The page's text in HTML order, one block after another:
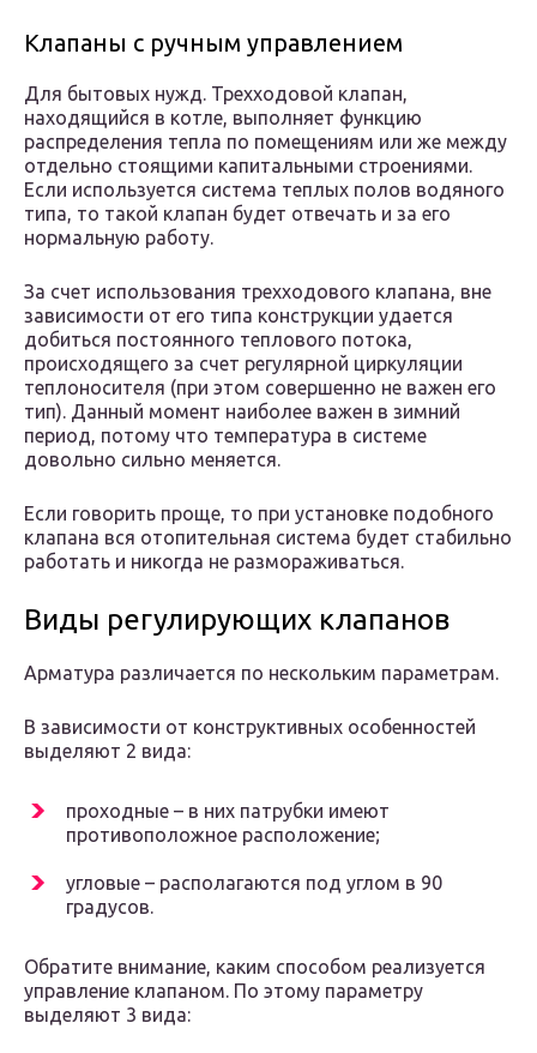
Клапаны с ручным управлением
Для бытовых нужд. Трехходовой клапан,
находящийся в котле, выполняет функцию
распределения тепла по помещениям или же между
отдельно стоящими капитальными строениями.
Если используется система теплых полов водяного
типа, то такой клапан будет отвечать и за его
нормальную работу.
За счет использования трехходового клапана, вне
зависимости от его типа конструкции удается
добиться постоянного теплового потока,
происходящего за счет регулярной циркуляции
теплоносителя (при этом совершенно не важен его
тип). Данный момент наиболее важен в зимний
период, потому что температура в системе
довольно сильно меняется.
Если говорить проще, то при установке подобного
клапана вся отопительная система будет стабильно
работать и никогда не размораживаться.
Виды регулирующих клапанов
Арматура различается по нескольким параметрам.
В зависимости от конструктивных особенностей
выделяют 2 вида:
проходные – в них патрубки имеют
противоположное расположение;
угловые – располагаются под углом в 90
градусов.
Обратите внимание, каким способом реализуется
управление клапаном. По этому параметру
выделяют 3 вида: